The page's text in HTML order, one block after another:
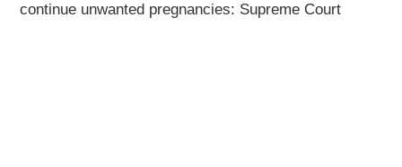
continue unwanted pregnancies: Supreme Court